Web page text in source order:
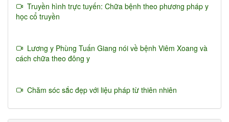
Truyền hình trực tuyến: Chữa bệnh theo phương pháp y
học cổ truyền
Lương y Phùng Tuấn Giang nói về bệnh Viêm Xoang và
cách chữa theo đông y
Chăm sóc sắc đẹp với liệu pháp từ thiên nhiên